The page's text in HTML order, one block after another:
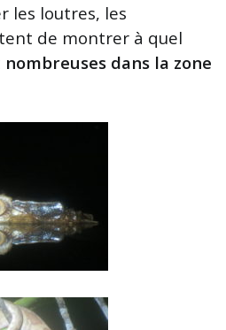
les loutres, les
de montrer à quel
nombreuses dans la zone